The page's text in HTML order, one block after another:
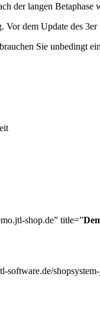
der langen
dem Update des
Sie unbedingt
shop.de” title=”